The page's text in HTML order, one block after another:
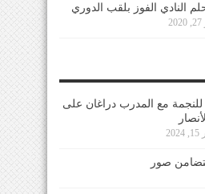
النادي الفوز بلقب الدوري
مع المدرب دراغان على
صور